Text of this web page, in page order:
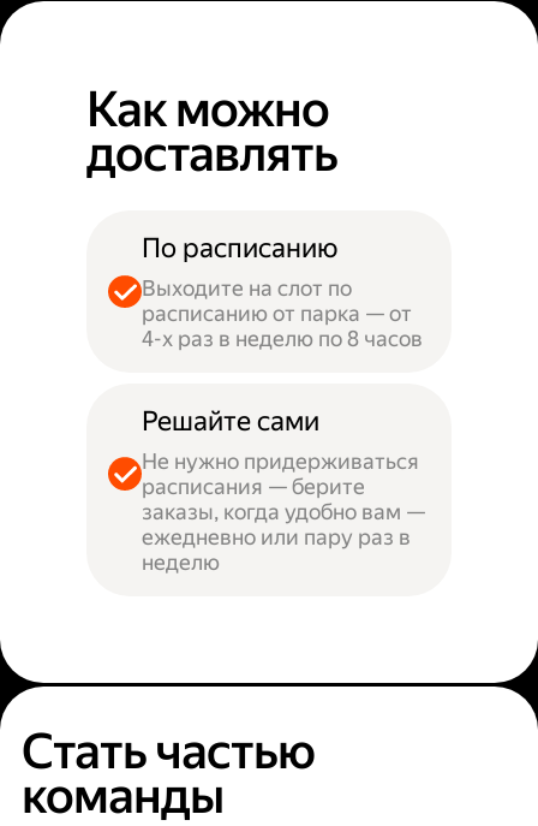
Как можно
доставлять
По расписанию
Выходите на слот по
расписанию от парка — от
4-х раз в неделю по 8 часов
Решайте сами
Не нужно придерживаться
расписания — берите
заказы, когда удобно вам —
ежедневно или пару раз в
неделю
Стать частью
команды